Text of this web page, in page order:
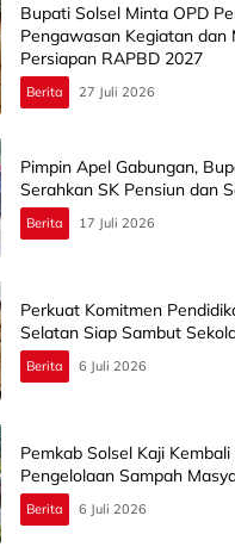
Bupati Solsel Minta OPD
Pengawasan Kegiatan dan
Persiapan RAPBD 2027
Berita 27 Juli 2026
Pimpin Apel Gabungan,
Serahkan SK Pensiun dan
Berita 17 Juli 2026
Perkuat Komitmen
Selatan Siap Sambut
Berita 6 Juli 2026
Pemkab Solsel Kaji
Pengelolaan Sampah
Berita 6 Juli 2026